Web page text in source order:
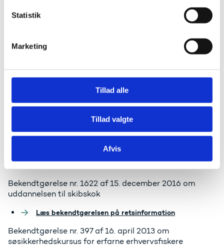
Statistik
Marketing
Tillad alle
Tillad valgte
Afvis
Bekendtgørelse nr. 1347 af 23. november 2018 om
uddannelsen til skibsmaskinist (
lukket for optag)
Læs bekendtgørelsen på retsinformation
Bekendtgørelse nr. 1349 af 23. november 2018 om
Læs bekendtgørelsen på retsinformation
Bekendtgørelse nr. 401 af 16. april 2013 om kursus for
førere af fiskeskibe med en længde under 9 meter
Bekendtgørelse nr. 1622 af 15. december 2016 om
uddannelsen til skibskok
Læs bekendtgørelsen på retsinformation
Bekendtgørelse nr. 397 af 16. april 2013 om
søsikkerhedskursus for erfarne erhvervsfiskere